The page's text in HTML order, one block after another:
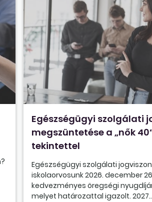
Egészségügyi szolgálati
megszüntetése a „nők
tekintettel
Egészségügyi szolgálati
iskolaorvosunk 2026. december
kedvezményes öregségi
melyet határozattal igazolt.